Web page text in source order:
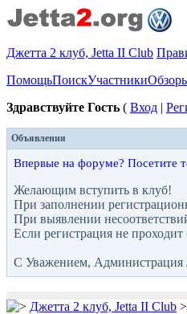
Джетта 2 клуб, Jetta II Club
ПомощьПоискУчастники
Здравствуйте Гость ( Вход |
Объявления
Впервые на форуме? Посетите
Желающим вступить в клуб!
При заполнении
При выявлении
Если регистрация не
С Уважением, Администрация
Джетта 2 клуб, Jetta II Club >